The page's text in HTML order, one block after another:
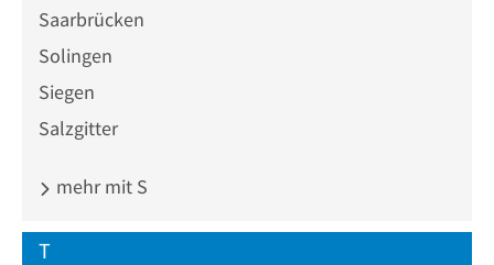
Saarbrücken
Solingen
Siegen
Salzgitter
mehr mit S
T